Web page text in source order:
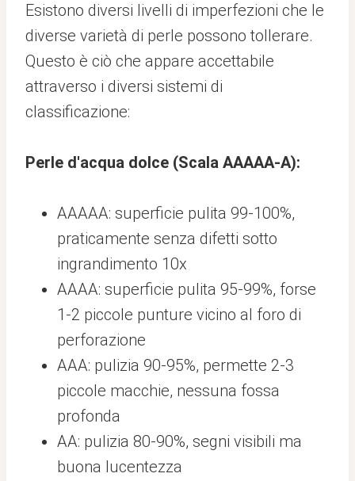
Esistono diversi livelli di imperfezioni che le
diverse varietà di perle possono tollerare.
Questo è ciò che appare accettabile
attraverso i diversi sistemi di
classificazione:
Perle d'acqua dolce (Scala AAAAA-A):
AAAAA: superficie pulita 99-100%,
praticamente senza difetti sotto
ingrandimento 10x
AAAA: superficie pulita 95-99%, forse
1-2 piccole punture vicino al foro di
perforazione
AAA: pulizia 90-95%, permette 2-3
piccole macchie, nessuna fossa
profonda
AA: pulizia 80-90%, segni visibili ma
buona lucentezza